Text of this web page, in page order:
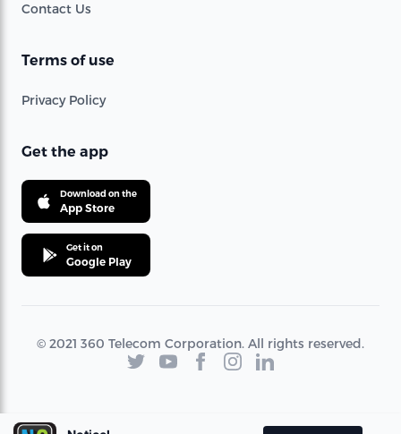
Contact Us
Terms of use
Privacy Policy
Get the app
Download on the
App Store
Get it on
Google Play
© 2021 360 Telecom Corporation. All rights reserved.